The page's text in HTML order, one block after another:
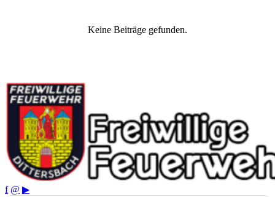
Keine Beiträge gefunden.
f @ ▶